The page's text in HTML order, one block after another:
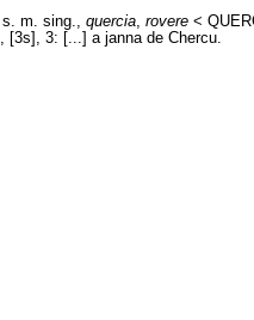
, s. m. sing., quercia rovere <
, [3s], 3: [...] a janna de Chercu.